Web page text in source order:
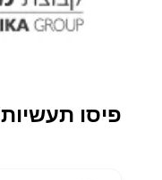
פיסו תעשיות